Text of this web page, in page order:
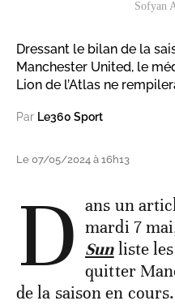
Sofyan
Dressant le bilan de la
Manchester United, le
Lion de l’Atlas ne
Par Le360 Sport
Le 07/05/2024 à 16h13
D ans un
mardi 7
Sunliste
quitter
de la saison en cours.